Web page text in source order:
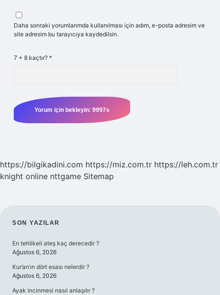
Daha sonraki yorumlarımda kullanılması için adım, e-posta adresim ve
site adresim bu tarayıcıya kaydedilsin.
7 + 8 kaçtır? *
https://bilgikadini.com https://miz.com.tr https://leh.com.tr
knight online nttgame Sitemap
SIDEBAR
SON YAZILAR
En tehlikeli ateş kaç derecedir ?
Ağustos 6, 2026
Kur’an’ın dört esası nelerdir ?
Ağustos 6, 2026
Ayak incinmesi nasıl anlaşılır ?